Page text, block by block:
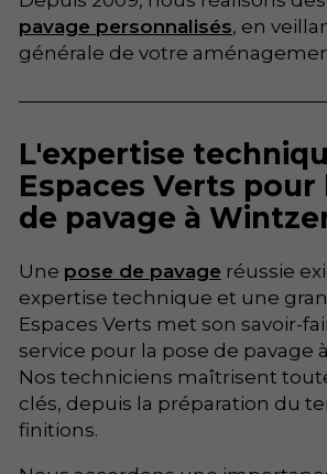
pavage personnalisés, en
générale de votre
L'expertise
Espaces Verts pour
de pavage à
Une pose de pavage réussie
expertise technique et une
Espaces Verts met son savoir-
service pour la pose de pavage
Nos techniciens maîtrisent
clés, depuis la préparation du
finitions.